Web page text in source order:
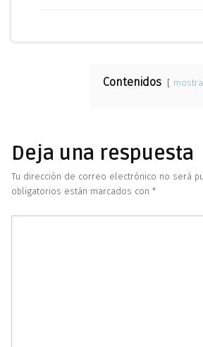
Contenidos
Deja una respuesta
Tu dirección de correo electrónico no será
obligatorios están marcados con *